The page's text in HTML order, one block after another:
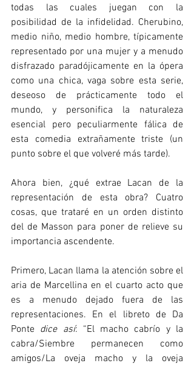
todas las cuales juegan con la
posibilidad de la infidelidad. Cherubino,
medio niño, medio hombre, típicamente
representado por una mujer y a menudo
disfrazado paradójicamente en la ópera
como una chica, vaga sobre esta serie,
deseoso de prácticamente todo el
mundo, y personifica la naturaleza
esencial pero peculiarmente fálica de
esta comedia extrañamente triste (un
punto sobre el que volveré más tarde).
Ahora bien, ¿qué extrae Lacan de la
representación de esta obra? Cuatro
cosas, que trataré en un orden distinto
del de Masson para poner de relieve su
importancia ascendente.
Primero, Lacan llama la atención sobre el
aria de Marcellina en el cuarto acto que
es a menudo dejado fuera de las
representaciones. En el libreto de Da
Ponte dice así: “El macho cabrío y la
cabra/Siembre permanecen como
amigos/La oveja macho y la oveja